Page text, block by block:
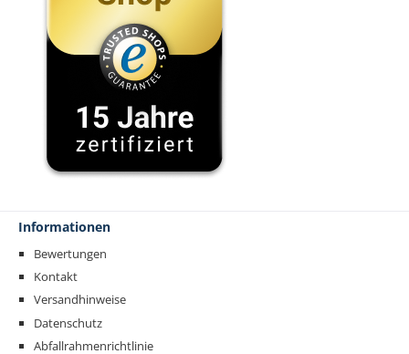
Informationen
Bewertungen
Kontakt
Versandhinweise
Datenschutz
Abfallrahmenrichtlinie